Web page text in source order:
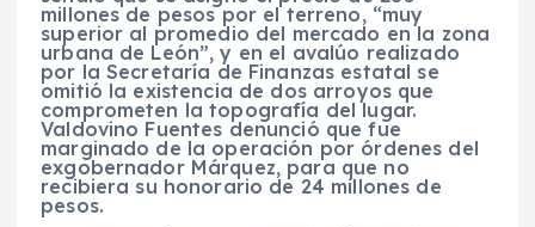
millones de pesos por el terreno, “muy
superior al promedio del mercado en la zona
urbana de León”, y en el avalúo realizado
por la Secretaría de Finanzas estatal se
omitió la existencia de dos arroyos que
comprometen la topografía del lugar.
Valdovino Fuentes denunció que fue
marginado de la operación por órdenes del
exgobernador Márquez, para que no
recibiera su honorario de 24 millones de
pesos.